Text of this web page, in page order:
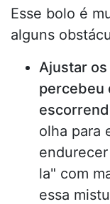
Esse bolo é
alguns
Ajustar
percebeu
olha para
la" com
essa